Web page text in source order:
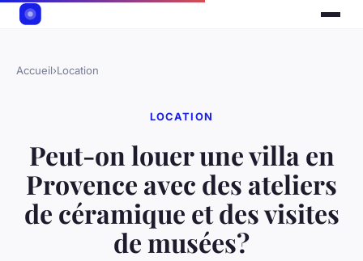
Accueil›Location
LOCATION
Peut-on louer une villa en
Provence avec des ateliers
de céramique et des visites
de musées?